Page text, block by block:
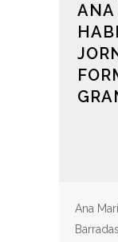
ANA
Ana